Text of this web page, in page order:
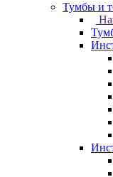
Тумбы и